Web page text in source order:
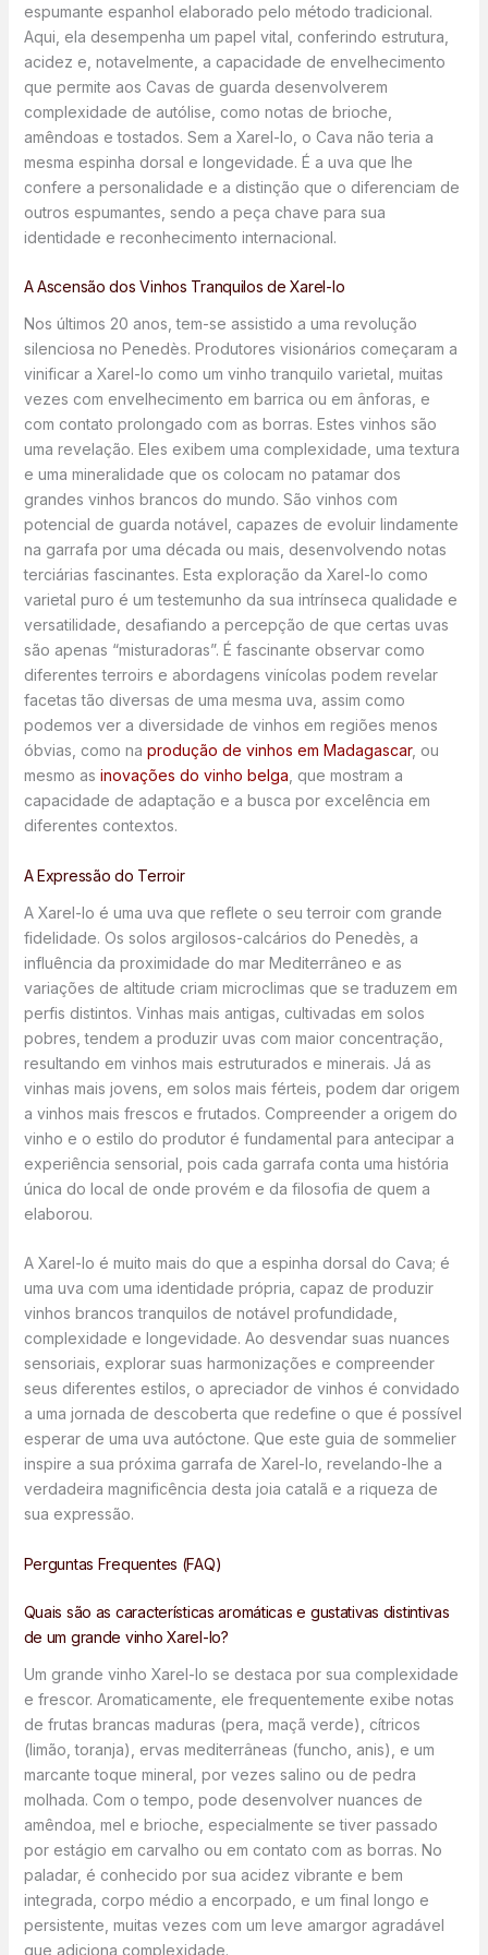
espumante espanhol elaborado pelo método tradicional.
Aqui, ela desempenha um papel vital, conferindo estrutura,
acidez e, notavelmente, a capacidade de envelhecimento
que permite aos Cavas de guarda desenvolverem
complexidade de autólise, como notas de brioche,
amêndoas e tostados. Sem a Xarel-lo, o Cava não teria a
mesma espinha dorsal e longevidade. É a uva que lhe
confere a personalidade e a distinção que o diferenciam de
outros espumantes, sendo a peça chave para sua
identidade e reconhecimento internacional.
A Ascensão dos Vinhos Tranquilos de Xarel-lo
Nos últimos 20 anos, tem-se assistido a uma revolução
silenciosa no Penedès. Produtores visionários começaram a
vinificar a Xarel-lo como um vinho tranquilo varietal, muitas
vezes com envelhecimento em barrica ou em ânforas, e
com contato prolongado com as borras. Estes vinhos são
uma revelação. Eles exibem uma complexidade, uma textura
e uma mineralidade que os colocam no patamar dos
grandes vinhos brancos do mundo. São vinhos com
potencial de guarda notável, capazes de evoluir lindamente
na garrafa por uma década ou mais, desenvolvendo notas
terciárias fascinantes. Esta exploração da Xarel-lo como
varietal puro é um testemunho da sua intrínseca qualidade e
versatilidade, desafiando a percepção de que certas uvas
são apenas “misturadoras”. É fascinante observar como
diferentes terroirs e abordagens vinícolas podem revelar
facetas tão diversas de uma mesma uva, assim como
podemos ver a diversidade de vinhos em regiões menos
óbvias, como na produção de vinhos em Madagascar, ou
mesmo as inovações do vinho belga , que mostram a
capacidade de adaptação e a busca por excelência em
diferentes contextos.
A Expressão do Terroir
A Xarel-lo é uma uva que reflete o seu terroir com grande
fidelidade. Os solos argilosos-calcários do Penedès, a
influência da proximidade do mar Mediterrâneo e as
variações de altitude criam microclimas que se traduzem em
perfis distintos. Vinhas mais antigas, cultivadas em solos
pobres, tendem a produzir uvas com maior concentração,
resultando em vinhos mais estruturados e minerais. Já as
vinhas mais jovens, em solos mais férteis, podem dar origem
a vinhos mais frescos e frutados. Compreender a origem do
vinho e o estilo do produtor é fundamental para antecipar a
experiência sensorial, pois cada garrafa conta uma história
única do local de onde provém e da filosofia de quem a
elaborou.
A Xarel-lo é muito mais do que a espinha dorsal do Cava; é
uma uva com uma identidade própria, capaz de produzir
vinhos brancos tranquilos de notável profundidade,
complexidade e longevidade. Ao desvendar suas nuances
sensoriais, explorar suas harmonizações e compreender
seus diferentes estilos, o apreciador de vinhos é convidado
a uma jornada de descoberta que redefine o que é possível
esperar de uma uva autóctone. Que este guia de sommelier
inspire a sua próxima garrafa de Xarel-lo, revelando-lhe a
verdadeira magnificência desta joia catalã e a riqueza de
sua expressão.
Perguntas Frequentes (FAQ)
Quais são as características aromáticas e gustativas distintivas
de um grande vinho Xarel-lo?
Um grande vinho Xarel-lo se destaca por sua complexidade
e frescor. Aromaticamente, ele frequentemente exibe notas
de frutas brancas maduras (pera, maçã verde), cítricos
(limão, toranja), ervas mediterrâneas (funcho, anis), e um
marcante toque mineral, por vezes salino ou de pedra
molhada. Com o tempo, pode desenvolver nuances de
amêndoa, mel e brioche, especialmente se tiver passado
por estágio em carvalho ou em contato com as borras. No
paladar, é conhecido por sua acidez vibrante e bem
integrada, corpo médio a encorpado, e um final longo e
persistente, muitas vezes com um leve amargor agradável
que adiciona complexidade.